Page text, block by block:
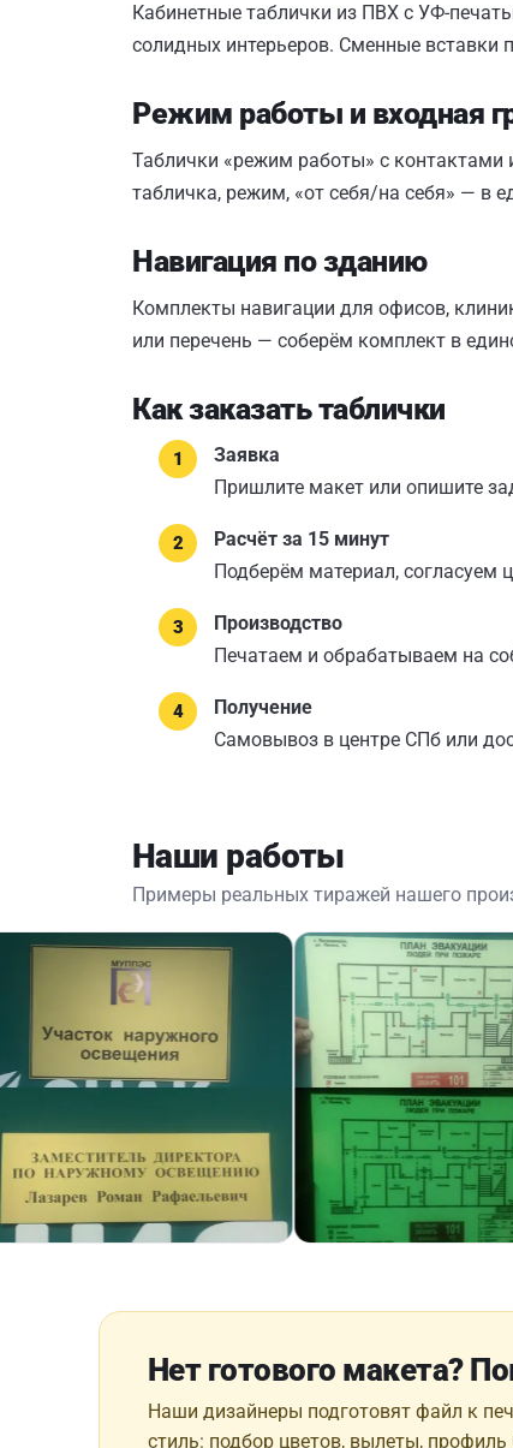
Кабинетные таблички из ПВХ с УФ-
солидных интерьеров. Сменные
Режим работы и входная
Таблички «режим работы» с контактами
табличка, режим, «от себя/на себя» — в
Навигация по зданию
Комплекты навигации для офисов,
или перечень — соберём комплект в
Как заказать таблички
Заявка
Пришлите макет или опишите
Расчёт за 15 минут
Подберём материал, согласуем
Производство
Печатаем и обрабатываем на
Получение
Самовывоз в центре СПб или
Наши работы
Примеры реальных тиражей нашего
Нет готового макета?
Наши дизайнеры подготовят файл к
стиль: подбор цветов, вылеты,